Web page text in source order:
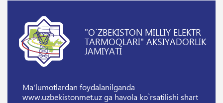
"O`ZBEKISTON MILLIY ELEKTR
TARMOQLARI" AKSIYADORLIK
JAMIYATI
Ma'lumotlardan foydalanilganda
www.uzbekistonmet.uz ga havola ko`rsatilishi shart